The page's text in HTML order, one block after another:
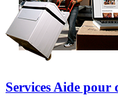
Services Aide pour